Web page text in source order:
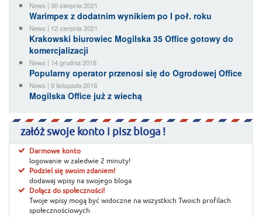
News | 30 sierpnia 2021
Warimpex z dodatnim wynikiem po I poł. roku
News | 12 sierpnia 2021
Krakowski biurowiec Mogilska 35 Office gotowy do
komercjalizacji
News | 14 grudnia 2018
Popularny operator przenosi się do Ogrodowej Office
News | 9 listopada 2018
Mogilska Office już z wiechą
załóż swoje konto i pisz bloga !
Darmowe konto
logowanie w zaledwie 2 minuty!
Podziel się swoim zdaniem!
dodawaj wpisy na swojego bloga
Dołącz do społeczności!
Twoje wpisy mogą być widoczne na wszystkich Twoich profilach
społecznościowych